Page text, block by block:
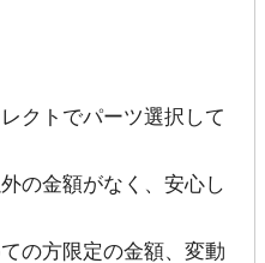
クトでパーツ選択して
の金額がなく、安心し
の方限定の金額、変動